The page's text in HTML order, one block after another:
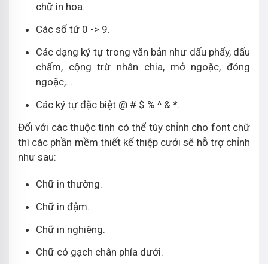
chữ in hoa.
Các số tứ 0 -> 9.
Các dạng ký tự trong văn bản như dấu phẩy, dấu
chấm, cộng trừ nhân chia, mở ngoặc, đóng
ngoặc,…
Các ký tự đặc biệt @ # $ % ^ & *.
Đối với các thuộc tính có thể tùy chỉnh cho font chữ
thì các phần mềm thiết kế thiệp cưới sẽ hỗ trợ chỉnh
như sau:
Chữ in thường.
Chữ in đậm.
Chữ in nghiêng.
Chữ có gạch chân phía dưới.